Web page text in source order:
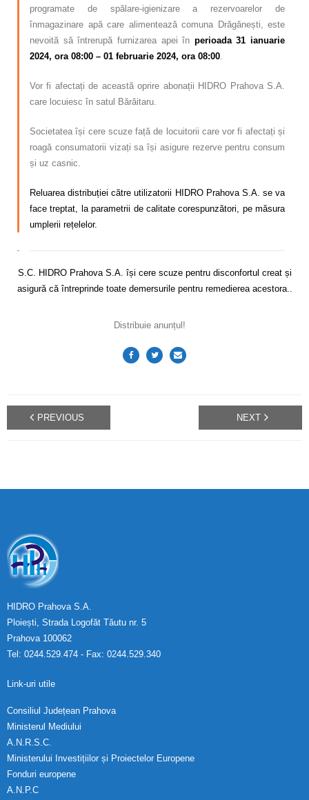
programate de spălare-igienizare a rezervoarelor de
înmagazinare apă care alimentează comuna Drăgănești, este
nevoită să întrerupă furnizarea apei în perioada 31 ianuarie
2024, ora 08:00 – 01 februarie 2024, ora 08:00
Vor fi afectați de această oprire abonații HIDRO Prahova S.A.
care locuiesc în satul Bărăitaru.
Societatea își cere scuze față de locuitorii care vor fi afectați și
roagă consumatorii vizați sa își asigure rezerve pentru consum
și uz casnic.
Reluarea distribuției către utilizatorii HIDRO Prahova S.A. se va
face treptat, la parametrii de calitate corespunzători, pe măsura
umplerii rețelelor.
S.C. HIDRO Prahova S.A. își cere scuze pentru disconfortul creat și
asigură că întreprinde toate demersurile pentru remedierea acestora..
Distribuie anunțul!
PREVIOUS NEXT
HIDRO Prahova S.A.
Ploiești, Strada Logofăt Tăutu nr. 5
Prahova 100062
Tel: 0244.529.474 - Fax: 0244.529.340
Link-uri utile
Consiliul Județean Prahova
Ministerul Mediului
A.N.R.S.C.
Ministerului Investițiilor și Proiectelor Europene
Fonduri europene
A.N.P.C